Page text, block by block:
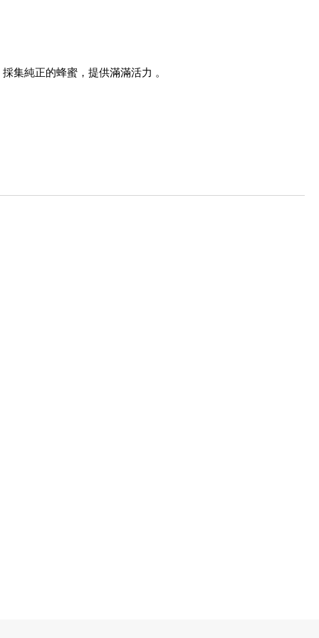
集純正的蜂蜜，提供滿滿活力 。